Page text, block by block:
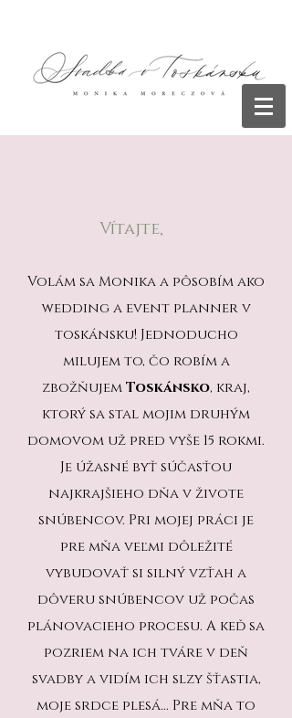
Vítajte,
Volám sa Monika a pôsobím ako
wedding a event planner v
toskánsku! Jednoducho
milujem to, čo robím a
zbožňujemToskánsko, kraj,
ktorý sa stal mojim druhým
domovom už pred vyše 15 rokmi.
Je úžasné byť súčasťou
najkrajšieho dňa v živote
snúbencov. Pri mojej práci je
pre mňa veľmi dôležité
vybudovať si silný vzťah a
dôveru snúbencov už počas
plánovacieho procesu. A keď sa
pozriem na ich tváre v deň
svadby a vidím ich slzy šťastia,
moje srdce plesá... Pre mňa to